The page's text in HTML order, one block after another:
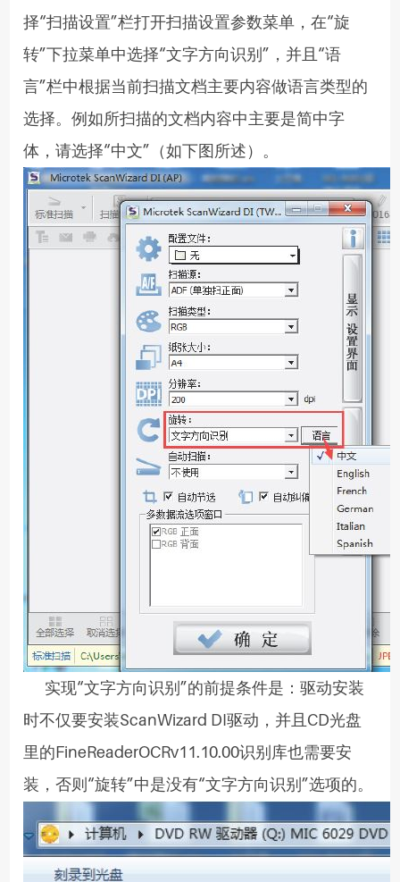
择“扫描设置”栏打开扫描设置参数菜单，在“旋
转”下拉菜单中选择“文字方向识别”，并且“语
言”栏中根据当前扫描文档主要内容做语言类型的
选择。例如所扫描的文档内容中主要是简中字
体，请选择“中文”（如下图所述）。
实现“文字方向识别”的前提条件是：驱动安装
时不仅要安装ScanWizard DI驱动，并且CD光盘
里的FineReaderOCRv11.10.00识别库也需要安
装，否则“旋转”中是没有“文字方向识别”选项的。